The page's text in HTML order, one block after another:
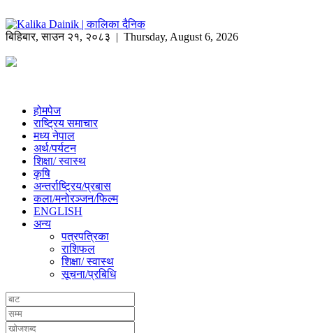
बिहिबार,साउन २१, २०८३ | Thursday, August 6, 2026
होमपेज
राष्ट्रिय समाचार
मध्य नेपाल
अर्थ/पर्यटन
शिक्षा/ स्वास्थ
कृषि
अन्तर्राष्ट्रिय/प्रबास
कला/मनोरञ्जन/फिल्म
ENGLISH
अन्य
पत्रपत्रिका
राशिफल
शिक्षा/ स्वास्थ
सूचना/प्रबिधि